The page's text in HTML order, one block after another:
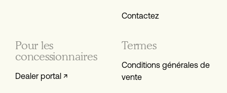
Contactez
Pour les
concessionnaires
Dealer portal ↗
Termes
Conditions générales de
vente